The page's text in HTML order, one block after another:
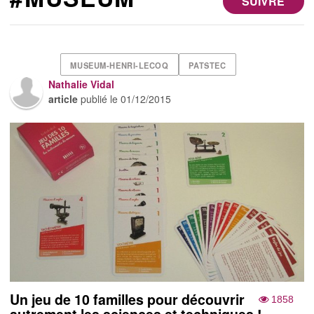
MUSEUM-HENRI-LECOQ PATSTEC
Nathalie Vidal
article publié le01/12/2015
1858
Un jeu de 10 familles pour découvrir